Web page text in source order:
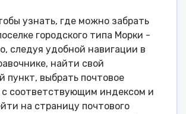
узнать, где можно забрать
городского типа Морки -
следуя удобной навигации в
найти свой
пункт, выбрать почтовое
соответствующим индексом и
на страницу почтового